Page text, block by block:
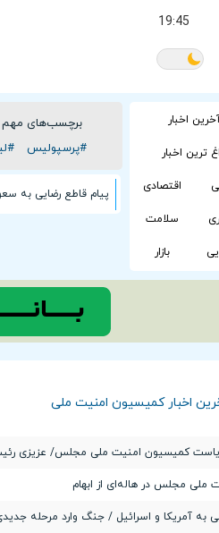
19.45
اخبار
ترین اخبار
اقتصادی
سلامت
بازار
برچسب‌های مهم
#پرسپولیس
پیام قاطع رضایی به
اخبار کمیسیون امنیت ملی
ریاست کمیسیون امنیت ملی مجلس/ عزیزی
ملی مجلس در هاله‌ای از ابهام
آمریکا و اسرائیل / جنگ وارد مرحله